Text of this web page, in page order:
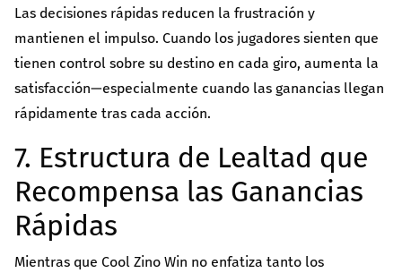
Las decisiones rápidas reducen la frustración y
mantienen el impulso. Cuando los jugadores sienten que
tienen control sobre su destino en cada giro, aumenta la
satisfacción—especialmente cuando las ganancias llegan
rápidamente tras cada acción.
7. Estructura de Lealtad que
Recompensa las Ganancias
Rápidas
Mientras que Cool Zino Win no enfatiza tanto los